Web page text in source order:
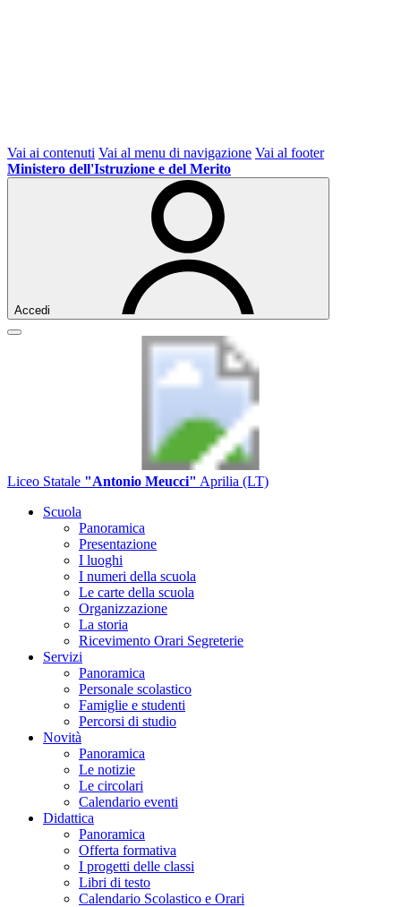
Vai ai contenuti Vai al menu di navigazione Vai al footer
Ministero dell'Istruzione e del Merito
Accedi
Liceo Statale "Antonio Meucci" Aprilia (LT)
Scuola
Panoramica
Presentazione
I luoghi
I numeri della scuola
Le carte della scuola
Organizzazione
La storia
Ricevimento Orari Segreterie
Servizi
Panoramica
Personale scolastico
Famiglie e studenti
Percorsi di studio
Novità
Panoramica
Le notizie
Le circolari
Calendario eventi
Didattica
Panoramica
Offerta formativa
I progetti delle classi
Libri di testo
Calendario Scolastico e Orari